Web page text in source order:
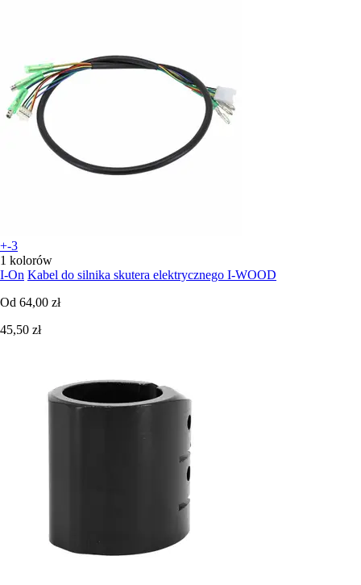
+-3
1 kolorów
I-On Kabel do silnika skutera elektrycznego I-WOOD
Od 64,00 zł
45,50 zł